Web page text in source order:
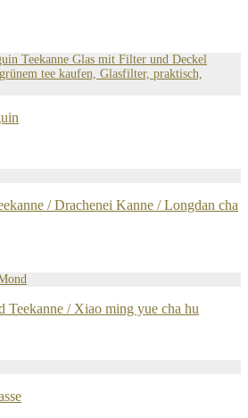
/ Drachenei Kanne / Longdan cha
Teekanne / Xiao ming yue cha hu